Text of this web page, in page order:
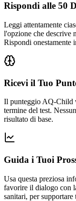
Rispondi alle 50
Leggi attentamente
l'opzione che descrive
Rispondi onestamente
Ricevi il Tuo
Il punteggio AQ-Child
termine del test.
risultato di base.
Guida i Tuoi
Usa questa preziosa
favorire il dialogo con
sanitari, per